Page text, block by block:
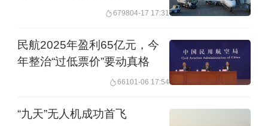
国航空工业所处阶段和具备的实力紧密
从首飞到取得型号合格证的时间一般为
2-3年，而我国这个时间大都在6-8年左
足、体系不健全等因素制约，我国
679804-17 17:31
民航2025年盈利65亿元，今
年整治“过低票价”要动真格
66101-06 17:54
“九天”无人机成功首飞